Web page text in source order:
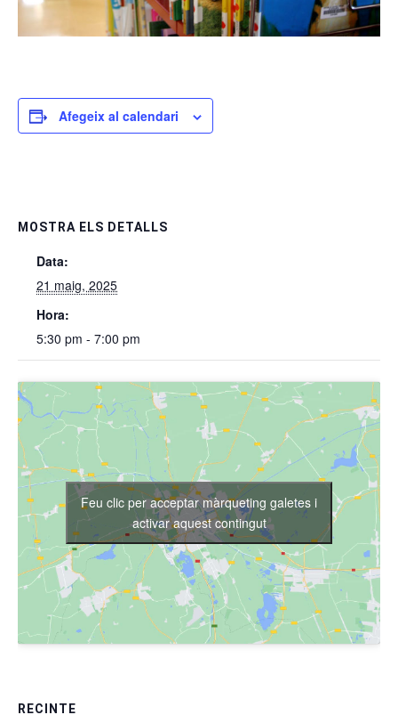
Afegeix al calendari
MOSTRA ELS DETALLS
Data:
21 maig, 2025
Hora:
5:30 pm - 7:00 pm
RECINTE
Feu clic per acceptar màrqueting galetes i
activar aquest contingut